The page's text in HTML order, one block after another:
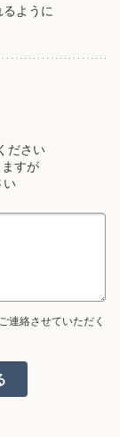
ように
ださい
すが
い
連絡させていただく